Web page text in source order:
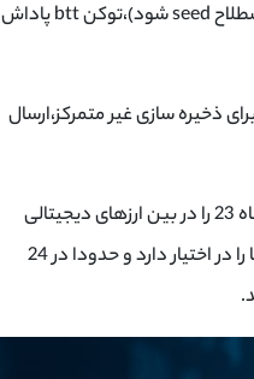
ابشند ا سیستم ان ها به یک بخش ذخیره سازی بر بستر btt تبدیل شود(در اصطلاح seed شود)،توکن btt پاداش
ذخیره سازی غیر متمرکز،ارسال
حجم معاملات بازار این توکن امروزه در حدود 6 میلیارد دلار آمریکا است و جایگاه 23 را در بین ارزهای دیجیتالی
دارد،قیمت کنونی ان برابر با 0.0089 دلار است، و 0.31% از حجم بازار کریپتو ها را در اختیار دارد و حدودا در 24